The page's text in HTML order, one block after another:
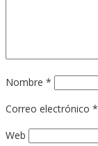
Nombre *
Correo electrónico *
Web